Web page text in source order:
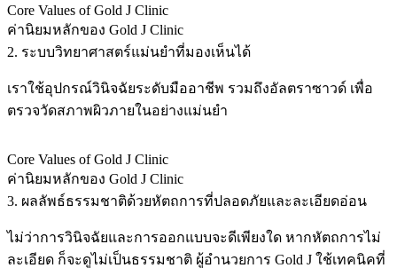
Core Values of Gold J Clinic
ค่านิยมหลักของ Gold J Clinic
2. ระบบวิทยาศาสตร์แม่นยำที่มองเห็นได้
เราใช้อุปกรณ์วินิจฉัยระดับมืออาชีพ รวมถึงอัลตราซาวด์ เพื่อ
ตรวจวัดสภาพผิวภายในอย่างแม่นยำ
Core Values of Gold J Clinic
ค่านิยมหลักของ Gold J Clinic
3. ผลลัพธ์ธรรมชาติด้วยหัตถการที่ปลอดภัยและละเอียดอ่อน
ไม่ว่าการวินิจฉัยและการออกแบบจะดีเพียงใด หากหัตถการไม่
ละเอียด ก็จะดูไม่เป็นธรรมชาติ ผู้อำนวยการ Gold J ใช้เทคนิคที่